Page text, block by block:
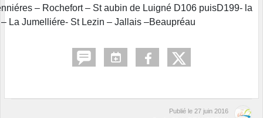
– Rochefort – St aubin de Luigné D106 puisD199- la
La Jumelliére- St Lezin – Jallais –Beaupréau
Publié le 27 juin 2016